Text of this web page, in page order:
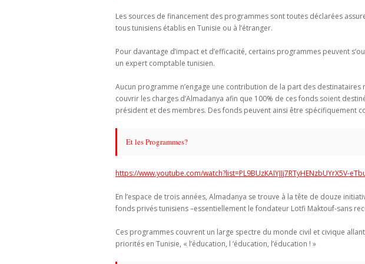
Les sources de financement des programmes sont toutes déclarées
tous tunisiens établis en Tunisie ou à l’étranger.
Pour davantage d’impact et d’efficacité, certains programmes peuvent
un expert comptable tunisien.
Aucun programme n’engage une contribution de la part des
couvrir les charges d’Almadanya afin que 100% de ces fonds soient
président et des membres. Des fonds peuvent ainsi être
Et les Programmes?
https://www.youtube.com/watch?list=PL9BUzKAIYJJj7RTyHENzbUYrX5V-
En l’espace de trois années, Almadanya se trouve à la tête de douze
fonds privés tunisiens –essentiellement le fondateur Lotfi Maktouf-sans
Ces programmes couvrent un large spectre du monde civil et civique
priorités en Tunisie, « l’éducation, l ‘éducation, l’éducation ! »